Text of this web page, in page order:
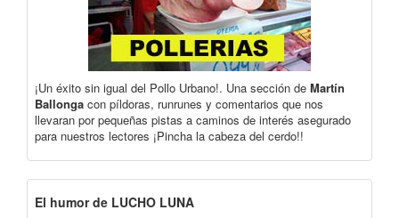
¡Un éxito sin igual del Pollo Urbano!. Una sección de Martín
Ballonga con píldoras, runrunes y comentarios que nos
llevaran por pequeñas pistas a caminos de interés asegurado
para nuestros lectores ¡Pincha la cabeza del cerdo!!
El humor de LUCHO LUNA